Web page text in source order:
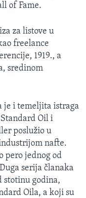
of Fame.
za listove u
freelance
1919., a
sredinom
je i temeljita istraga
Oil i
poslužio u
nafte.
pero jednog od
serija članaka
stotinu godina,
Oila, a koji su